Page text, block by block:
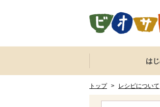
ここからサイト内共通メニューです。
サイト内共通メニューをスキップする
は
トップ > レシピについて
ここから消費材検索
消費材検索メニュー
ここから本文です。